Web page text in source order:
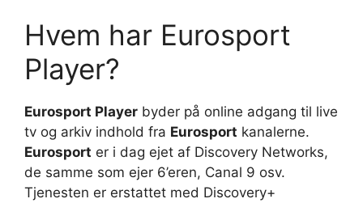
Hvem har Eurosport
Player?
Eurosport Player byder på online adgang til live
tv og arkiv indhold fra Eurosport kanalerne.
Eurosport er i dag ejet af Discovery Networks,
de samme som ejer 6’eren, Canal 9 osv.
Tjenesten er erstattet med Discovery+